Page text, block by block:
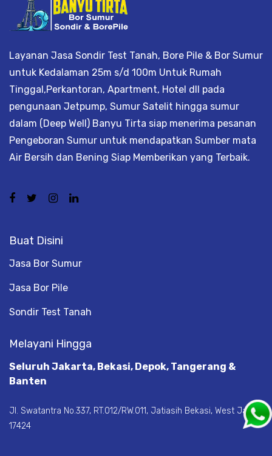
Layanan Jasa Sondir Test Tanah, Bore Pile & Bor Sumur
untuk Kedalaman 25m s/d 100m Untuk Rumah
Tinggal,Perkantoran, Apartment, Hotel dll pada
pengunaan Jetpump, Sumur Satelit hingga sumur
dalam (Deep Well) Banyu Tirta siap menerima pesanan
Pengeboran Sumur untuk mendapatkan Sumber mata
Air Bersih dan Bening Siap Memberikan yang Terbaik.
Buat Disini
Jasa Bor Sumur
Jasa Bor Pile
Sondir Test Tanah
Melayani Hingga
Seluruh Jakarta, Bekasi, Depok, Tangerang &
Banten
Jl. Swatantra No.337, RT.012/RW.011, Jatiasih Bekasi, West Java
17424